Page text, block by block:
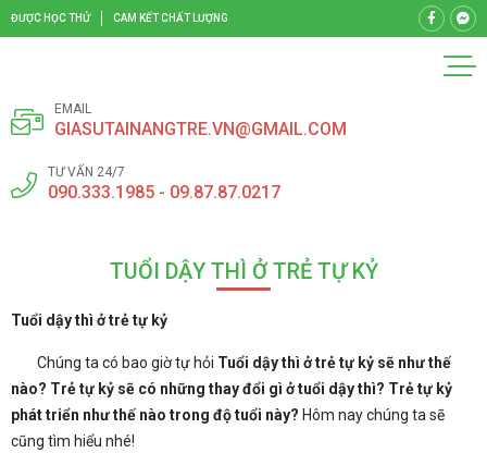
ĐƯỢC HỌC THỬ CAM KẾT CHẤT LƯỢNG
EMAIL
GIASUTAINANGTRE.VN@GMAIL.COM
TƯ VẤN 24/7
090.333.1985 - 09.87.87.0217
TUỔI DẬY THÌ Ở TRẺ TỰ KỶ
Tuổi dậy thì ở trẻ tự kỷ
Chúng ta có bao giờ tự hỏi Tuổi dậy thì ở trẻ tự kỷ sẽ như thế
nào? Trẻ tự kỷ sẽ có những thay đổi gì ở tuổi dậy thì? Trẻ tự kỷ
phát triển như thế nào trong độ tuổi này? Hôm nay chúng ta sẽ
cũng tìm hiểu nhé!